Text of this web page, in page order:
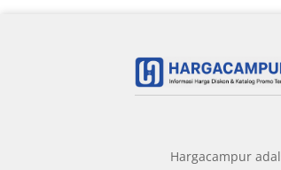
Hargacampur